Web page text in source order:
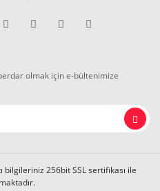
olmak için e-bültenimize
bilgileriniz 256bit SSL sertifikası ile